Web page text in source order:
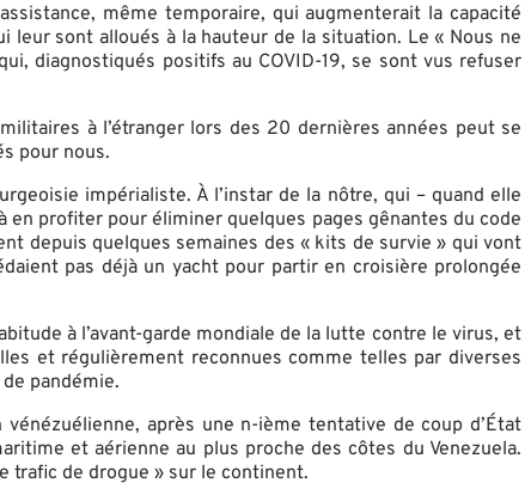
même temporaire, qui augmenterait la capacité
sont alloués à la hauteur de la situation. Le « Nous ne
diagnostiqués positifs au COVID-19, se sont vus refuser
à l’étranger lors des 20 dernières années peut se
pour nous.
impérialiste. À l’instar de la nôtre, qui – quand elle
en profiter pour éliminer quelques pages gênantes du code
depuis quelques semaines des « kits de survie » qui vont
pas déjà un yacht pour partir en croisière prolongée
à l’avant-garde mondiale de la lutte contre le virus, et
et régulièrement reconnues comme telles par diverses
pandémie.
après une n-ième tentative de coup d’État
et aérienne au plus proche des côtes du Venezuela.
trafic de drogue » sur le continent.